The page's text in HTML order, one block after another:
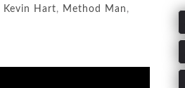
Kevin Hart, Method Man ,